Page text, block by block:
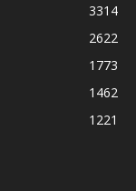
3314
2622
1773
1462
1221